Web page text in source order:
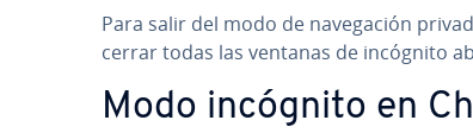
Para salir del modo de na­ve­ga­ción
cerrar todas las ventanas de incógnito
Modo incógnito en